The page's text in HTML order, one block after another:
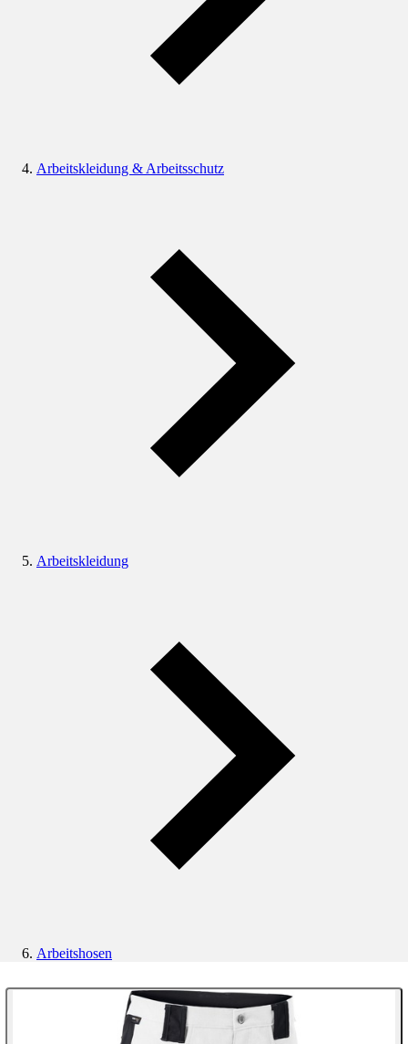
Arbeitskleidung & Arbeitsschutz
Arbeitskleidung
Arbeitshosen